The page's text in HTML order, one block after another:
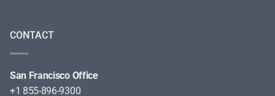
CONTACT
San Francisco Office
+1 855-896-9300